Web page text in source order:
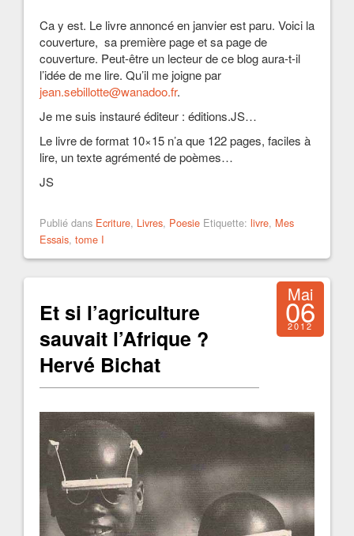
Ca y est. Le livre annoncé en janvier est paru. Voici la
couverture, sa première page et sa page de
couverture. Peut-être un lecteur de ce blog aura-t-il
l’idée de me lire. Qu’il me joigne par
jean.sebillotte@wanadoo.fr.
Je me suis instauré éditeur : éditions.JS…
Le livre de format 10×15 n’a que 122 pages, faciles à
lire, un texte agrémenté de poèmes…
JS
Publié dans Ecriture, Livres, Poesie Etiquette: livre, Mes
Essais, tome I
Et si l’agriculture
sauvait l’Afrique ?
Hervé Bichat
Mai
06
2012